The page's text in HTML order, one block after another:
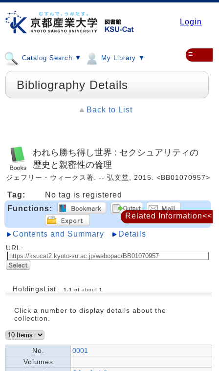
Login
Catalog Search ▼ My Library ▼ ≡
Bibliography Details
Back to List
われら勝ち得し世界 : セクシュアリティの
歴史と親密性の倫理
ジェフリー・ウィークス著. -- 弘文堂, 2015. <BB01070957>
Tag:
No tag is registered
Functions:
Contents and Summary Details
URL:
HoldingsList 1 -1 of about 1
Click a number to display details about the
collection.
No.
0001
Volumes
Related Information<<